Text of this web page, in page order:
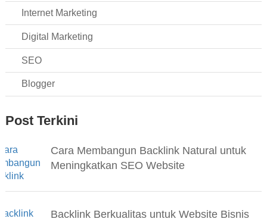
Internet Marketing
Digital Marketing
SEO
Blogger
Post Terkini
Cara Membangun Backlink Natural untuk
Meningkatkan SEO Website
Backlink Berkualitas untuk Website Bisnis